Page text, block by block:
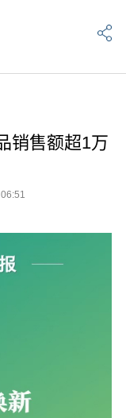
销售额超1万